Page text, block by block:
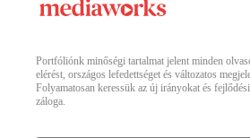
Portfóliónk minőségi tartalmat jelent minden
elérést, országos lefedettséget és változatos
Folyamatosan keressük az új irányokat és
záloga.